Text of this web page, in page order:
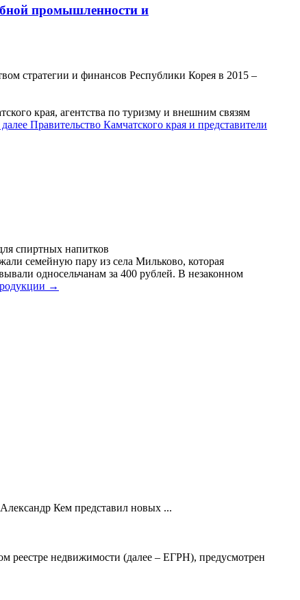
промышленности и
стратегии и финансов Республики Корея в 2015 –
края, агентства по туризму и внешним связям
Правительство Камчатского края и представители
спиртных напитков
семейную пару из села Мильково, которая
односельчанам за 400 рублей. В незаконном
→
Кем представил новых ...
реестре недвижимости (далее – ЕГРН), предусмотрен